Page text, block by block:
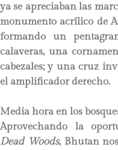
ya se apreciaban las
monumento acrílico de
formando un
calaveras, una
cabezales; y una cruz
el amplificador derecho.
Media hora en los
Aprovechando la
Dead Woods, Bhutan